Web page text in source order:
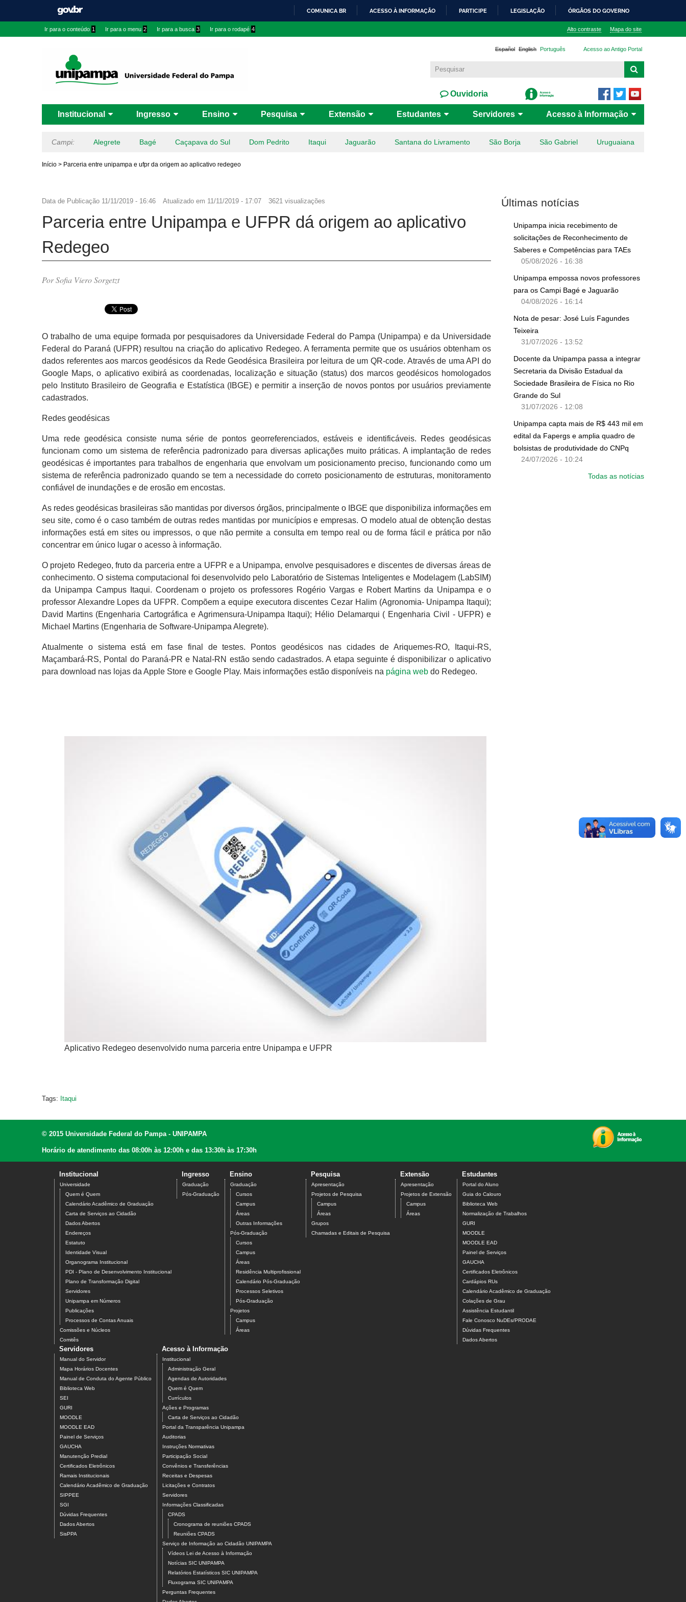
COMUNICA BR ACESSO À INFORMAÇÃO PARTICIPE LEGISLAÇÃO ÓRGÃOS DO GOVERNO
Ir para o conteúdo 1 Ir para o menu 2 Ir para a busca 3 Ir para o rodapé 4 Alto contraste Mapa do site
Português
English
Español Acesso ao Antigo Portal
Ouvidoria
Institucional Ingresso Ensino Pesquisa Extensão Estudantes Servidores Acesso à Informação
Campi: Alegrete Bagé Caçapava do Sul Dom Pedrito Itaqui Jaguarão Santana do Livramento São Borja São Gabriel Uruguaiana
Início > Parceria entre unipampa e ufpr da origem ao aplicativo redegeo
Data de Publicação 11/11/2019 - 16:46 Atualizado em 11/11/2019 - 17:07 3621 visualizações
Parceria entre Unipampa e UFPR dá origem ao aplicativo
Redegeo
Por Sofia Viero Sorgetzt
O trabalho de uma equipe formada por pesquisadores da Universidade Federal do Pampa (Unipampa) e da Universidade
Federal do Paraná (UFPR) resultou na criação do aplicativo Redegeo. A ferramenta permite que os usuários obtenham os
dados referentes aos marcos geodésicos da Rede Geodésica Brasileira por leitura de um QR-code. Através de uma API do
Google Maps, o aplicativo exibirá as coordenadas, localização e situação (status) dos marcos geodésicos homologados
pelo Instituto Brasileiro de Geografia e Estatística (IBGE) e permitir a inserção de novos pontos por usuários previamente
cadastrados.
Redes geodésicas
Uma rede geodésica consiste numa série de pontos georreferenciados, estáveis e identificáveis. Redes geodésicas
funcionam como um sistema de referência padronizado para diversas aplicações muito práticas. A implantação de redes
geodésicas é importantes para trabalhos de engenharia que envolvam um posicionamento preciso, funcionando como um
sistema de referência padronizado quando se tem a necessidade do correto posicionamento de estruturas, monitoramento
confiável de inundações e de erosão em encostas.
As redes geodésicas brasileiras são mantidas por diversos órgãos, principalmente o IBGE que disponibiliza informações em
seu site, como é o caso também de outras redes mantidas por municípios e empresas. O modelo atual de obtenção destas
informações está em sites ou impressos, o que não permite a consulta em tempo real ou de forma fácil e prática por não
concentrar em único lugar o acesso à informação.
O projeto Redegeo, fruto da parceria entre a UFPR e a Unipampa, envolve pesquisadores e discentes de diversas áreas de
conhecimento. O sistema computacional foi desenvolvido pelo Laboratório de Sistemas Inteligentes e Modelagem (LabSIM)
da Unipampa Campus Itaqui. Coordenam o projeto os professores Rogério Vargas e Robert Martins da Unipampa e o
professor Alexandre Lopes da UFPR. Compõem a equipe executora discentes Cezar Halim (Agronomia- Unipampa Itaqui);
David Martins (Engenharia Cartográfica e Agrimensura-Unipampa Itaqui); Hélio Delamarqui ( Engenharia Civil - UFPR) e
Michael Martins (Engenharia de Software-Unipampa Alegrete).
Atualmente o sistema está em fase final de testes. Pontos geodésicos nas cidades de Ariquemes-RO, Itaqui-RS,
Maçambará-RS, Pontal do Paraná-PR e Natal-RN estão sendo cadastrados. A etapa seguinte é disponibilizar o aplicativo
para download nas lojas da Apple Store e Google Play. Mais informações estão disponíveis na página web do Redegeo.
Aplicativo Redegeo desenvolvido numa parceria entre Unipampa e UFPR
Tags: Itaqui
Últimas notícias
Unipampa inicia recebimento de
solicitações de Reconhecimento de
Saberes e Competências para TAEs
05/08/2026 - 16:38
Unipampa empossa novos professores
para os Campi Bagé e Jaguarão
04/08/2026 - 16:14
Nota de pesar: José Luís Fagundes
Teixeira
31/07/2026 - 13:52
Docente da Unipampa passa a integrar
Secretaria da Divisão Estadual da
Sociedade Brasileira de Física no Rio
Grande do Sul
31/07/2026 - 12:08
Unipampa capta mais de R$ 443 mil em
edital da Fapergs e amplia quadro de
bolsistas de produtividade do CNPq
24/07/2026 - 10:24
Todas as notícias
© 2015 Universidade Federal do Pampa - UNIPAMPA
Horário de atendimento das 08:00h às 12:00h e das 13:30h às 17:30h
Institucional
Universidade
Quem é Quem
Calendário Acadêmico de Graduação
Carta de Serviços ao Cidadão
Dados Abertos
Endereços
Estatuto
Identidade Visual
Organograma Institucional
PDI - Plano de Desenvolvimento Institucional
Plano de Transformação Digital
Servidores
Unipampa em Números
Publicações
Processos de Contas Anuais
Comissões e Núcleos
Comitês
Ingresso
Graduação
Pós-Graduação
Ensino
Graduação
Cursos
Campus
Áreas
Outras Informações
Pós-Graduação
Cursos
Campus
Áreas
Residência Multiprofissional
Calendário Pós-Graduação
Processos Seletivos
Pós-Graduação
Projetos
Campus
Áreas
Pesquisa
Apresentação
Projetos de Pesquisa
Campus
Áreas
Grupos
Chamadas e Editais de Pesquisa
Extensão
Apresentação
Projetos de Extensão
Campus
Áreas
Estudantes
Portal do Aluno
Guia do Calouro
Biblioteca Web
Normalização de Trabalhos
GURI
MOODLE
MOODLE EAD
Painel de Serviços
GAUCHA
Certificados Eletrônicos
Cardápios RUs
Calendário Acadêmico de Graduação
Colações de Grau
Assistência Estudantil
Fale Conosco NuDEs/PRODAE
Dúvidas Frequentes
Dados Abertos
Servidores
Manual do Servidor
Mapa Horários Docentes
Manual de Conduta do Agente Público
Biblioteca Web
SEI
GURI
MOODLE
MOODLE EAD
Painel de Serviços
GAUCHA
Manutenção Predial
Certificados Eletrônicos
Ramais Institucionais
Calendário Acadêmico de Graduação
SIPPEE
SGI
Dúvidas Frequentes
Dados Abertos
SisPPA
Acesso à Informação
Institucional
Administração Geral
Agendas de Autoridades
Quem é Quem
Currículos
Ações e Programas
Carta de Serviços ao Cidadão
Portal da Transparência Unipampa
Auditorias
Instruções Normativas
Participação Social
Convênios e Transferências
Receitas e Despesas
Licitações e Contratos
Servidores
Informações Classificadas
CPADS
Cronograma de reuniões CPADS
Reuniões CPADS
Serviço de Informação ao Cidadão UNIPAMPA
Vídeos Lei de Acesso à Informação
Notícias SIC UNIPAMPA
Relatórios Estatísticos SIC UNIPAMPA
Fluxograma SIC UNIPAMPA
Perguntas Frequentes